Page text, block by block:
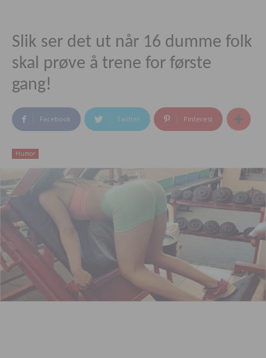
Slik ser det ut når 16 dumme folk
skal prøve å trene for første
gang!
Facebook Twitter Pinterest
Humor